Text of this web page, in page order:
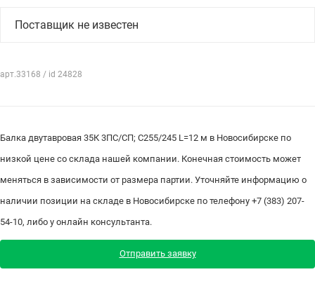
Поставщик не известен
арт.33168 / id 24828
Балка двутавровая 35К 3ПС/СП; С255/245 L=12 м в Новосибирске по
низкой цене со склада нашей компании. Конечная стоимость может
меняться в зависимости от размера партии. Уточняйте информацию о
наличии позиции на складе в Новосибирске по телефону +7 (383) 207-
54-10, либо у онлайн консультанта.
Отправить заявку